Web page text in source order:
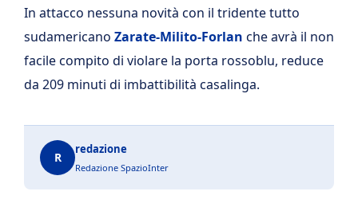
In attacco nessuna novità con il tridente tutto
sudamericano Zarate-Milito-Forlan che avrà il non
facile compito di violare la porta rossoblu, reduce
da 209 minuti di imbattibilità casalinga.
R
redazione
Redazione SpazioInter